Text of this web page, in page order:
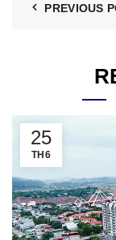
PREVIOUS
25
TH6